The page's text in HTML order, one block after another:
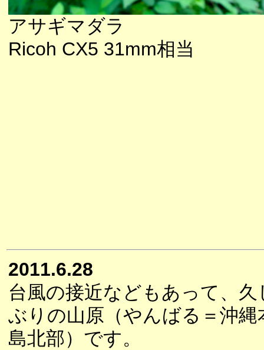
アサギマダラ
Ricoh CX5 31mm相当
2011.6.28
台風の接近などもあって、久
ぶりの山原（やんばる＝沖縄
島北部）です。